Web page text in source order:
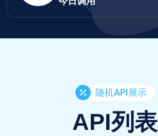
随机API展示
API列表